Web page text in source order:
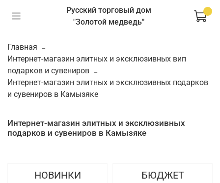
Русский торговый дом
"Золотой медведь"
Главная
Интернет-магазин элитных и эксклюзивных вип
подарков и сувениров
Интернет-магазин элитных и эксклюзивных подарков
и сувениров в Камызяке
Интернет-магазин элитных и эксклюзивных
подарков и сувениров в Камызяке
НОВИНКИ
БЮДЖЕТ